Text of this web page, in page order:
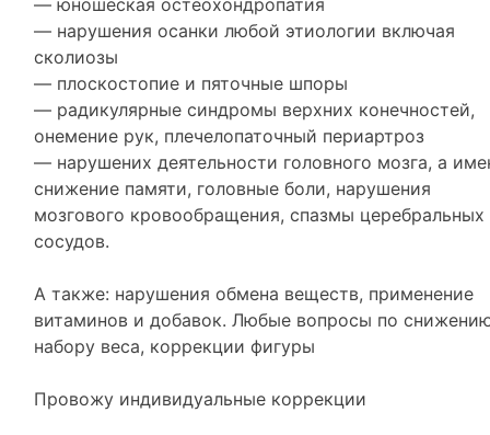
— нарушения осанки любой этиологии включая
сколиозы
— плоскостопие и пяточные шпоры
— радикулярные синдромы верхних конечностей,
онемение рук, плечелопаточный периартроз
— нарушених деятельности головного мозга, а
снижение памяти, головные боли, нарушения
мозгового кровообращения, спазмы церебральных
сосудов.
А также: нарушения обмена веществ, применение
витаминов и добавок. Любые вопросы по
набору веса, коррекции фигуры
Провожу индивидуальные коррекции